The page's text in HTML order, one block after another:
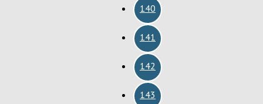
140
141
142
143